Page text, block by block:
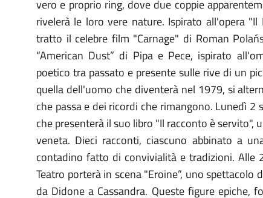
vero e proprio ring, dove due coppie
rivelerà le loro vere nature. Ispirato all'opera
tratto il celebre film "Carnage" di Roman
“American Dust” di Pipa e Pece, ispirato
poetico tra passato e presente sulle rive di un
quella dell'uomo che diventerà nel 1979, si
che passa e dei ricordi che rimangono. Lunedì
che presenterà il suo libro "Il racconto è
veneta. Dieci racconti, ciascuno abbinato a
contadino fatto di convivialità e tradizioni. Alle
Teatro porterà in scena "Eroine”, uno
da Didone a Cassandra. Queste figure epiche,